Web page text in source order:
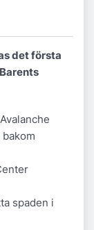
det första
spaden i